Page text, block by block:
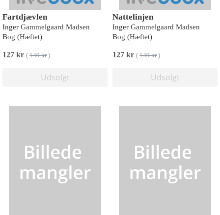
Fartdjævlen
Inger Gammelgaard Madsen
Bog (Hæftet)
127 kr ( 149 kr)
Udsolgt
Nattelinjen
Inger Gammelgaard Madsen
Bog (Hæftet)
127 kr ( 149 kr)
Udsolgt